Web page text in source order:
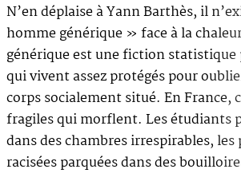
N’en déplaise à Yann Barthès, il
homme générique » face à la
générique est une fiction statistique
qui vivent assez protégés pour
corps socialement situé. En France,
fragiles qui morflent. Les étudiants
dans des chambres irrespirables,
racisées parquées dans des